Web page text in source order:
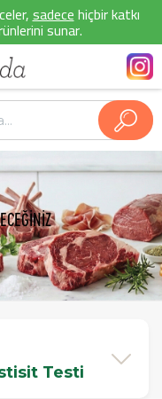
sadecehiçbir katkı
sunar.
Testi